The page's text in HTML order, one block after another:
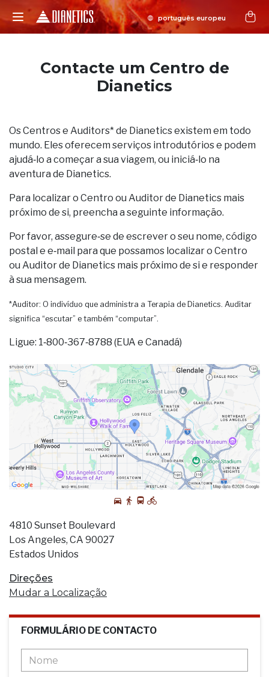
Contacte um Centro de
Dianetics
Os Centros e Auditors* de Dianetics existem em todo
mundo. Eles oferecem serviços introdutórios e podem
ajudá‑lo a começar a sua viagem, ou iniciá‑lo na
aventura de Dianetics.
Para localizar o Centro ou Auditor de Dianetics mais
próximo de si, preencha a seguinte informação.
Por favor, assegure‑se de escrever o seu nome, código
postal e e‑mail para que possamos localizar o Centro
ou Auditor de Dianetics mais próximo de si e responder
à sua mensagem.
*Auditor: O indivíduo que administra a Terapia de Dianetics. Auditar
significa “escutar” e também “computar”.
Ligue: 1‑800‑367‑8788 (EUA e Canadá)
4810 Sunset Boulevard
Los Angeles, CA 90027
Estados Unidos
Direções
Mudar a Localização
FORMULÁRIO DE CONTACTO